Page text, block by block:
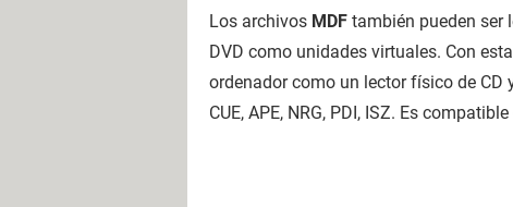
Los archivos MDF también pueden ser
DVD como unidades virtuales. Con
ordenador como un lector físico de CD
CUE, APE, NRG, PDI, ISZ. Es